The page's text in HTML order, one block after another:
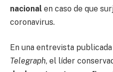
nacional en caso de que
coronavirus.
En una entrevista
Telegraph, el líder